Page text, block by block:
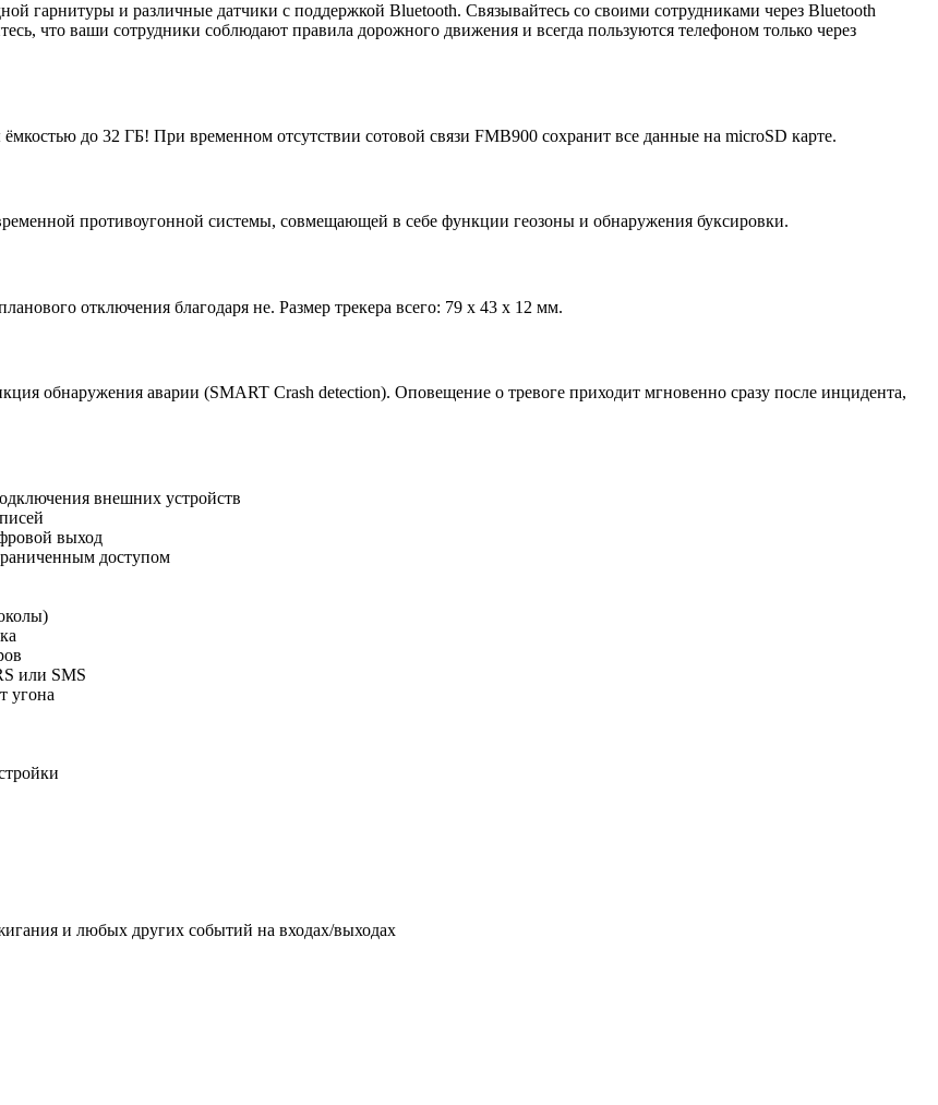
гарнитуры и различные датчики с поддержкой Bluetooth. Связывайтесь со своими сотрудниками через Bluetooth
что ваши сотрудники соблюдают правила дорожного движения и всегда пользуются телефоном только через
до 32 ГБ! При временном отсутствии сотовой связи FMB900 сохранит все данные на microSD карте.
противоугонной системы, совмещающей в себе функции геозоны и обнаружения буксировки.
отключения благодаря не. Размер трекера всего: 79 x 43 x 12 мм.
обнаружения аварии (SMART Crash detection). Оповещение о тревоге приходит мгновенно сразу после инцидента,
внешних устройств
выход
доступом
или SMS
угона
и любых других событий на входах/выходах